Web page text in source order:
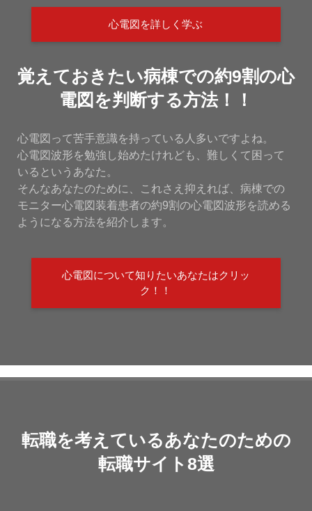
心電図を詳しく学ぶ
覚えておきたい病棟での約9割の心
電図を判断する方法！！
心電図って苦手意識を持っている人多いですよね。
心電図波形を勉強し始めたけれども、難しくて困って
いるというあなた。
そんなあなたのために、これさえ抑えれば、病棟での
モニター心電図装着患者の約9割の心電図波形を読める
ようになる方法を紹介します。
心電図について知りたいあなたはクリッ
ク！！
転職を考えているあなたのための
転職サイト8選